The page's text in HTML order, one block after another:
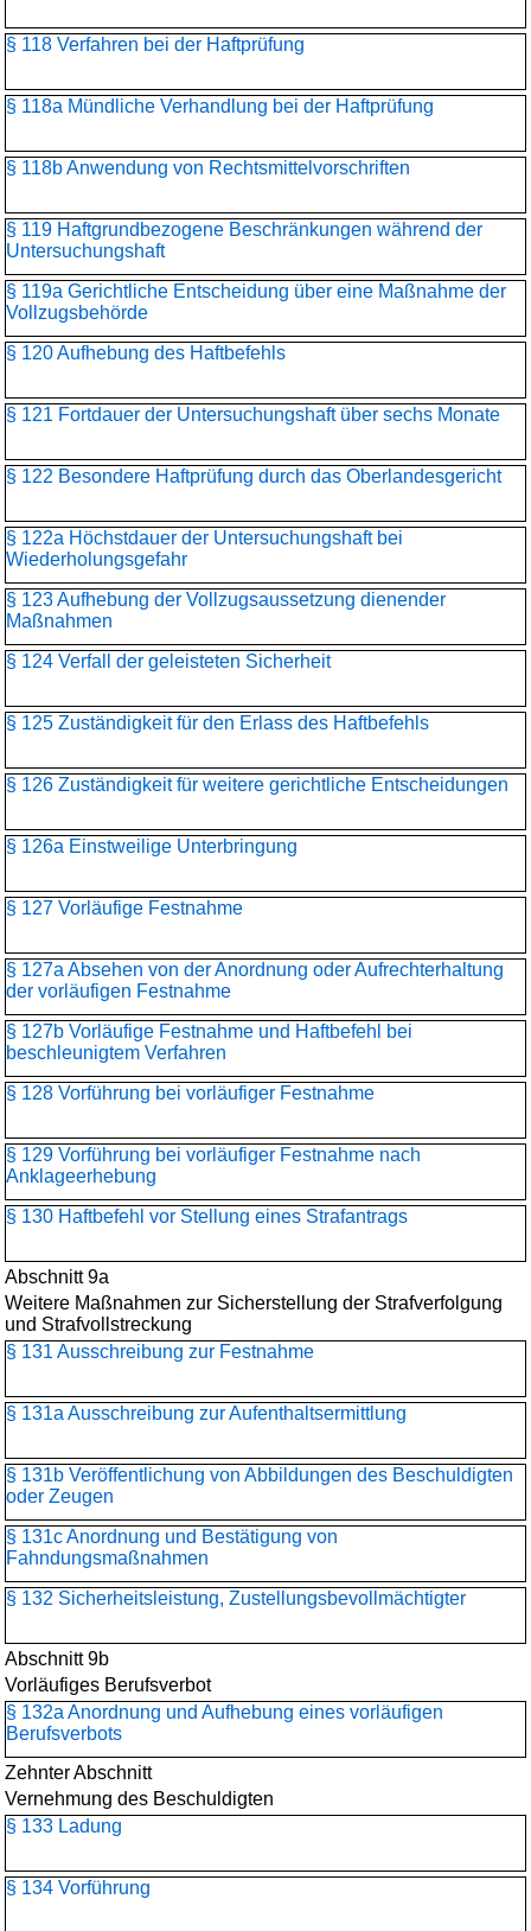
§ 118 Verfahren bei der Haftprüfung
§ 118a Mündliche Verhandlung bei der Haftprüfung
§ 118b Anwendung von Rechtsmittelvorschriften
§ 119 Haftgrundbezogene Beschränkungen während der
Untersuchungshaft
§ 119a Gerichtliche Entscheidung über eine Maßnahme der
Vollzugsbehörde
§ 120 Aufhebung des Haftbefehls
§ 121 Fortdauer der Untersuchungshaft über sechs Monate
§ 122 Besondere Haftprüfung durch das Oberlandesgericht
§ 122a Höchstdauer der Untersuchungshaft bei
Wiederholungsgefahr
§ 123 Aufhebung der Vollzugsaussetzung dienender
Maßnahmen
§ 124 Verfall der geleisteten Sicherheit
§ 125 Zuständigkeit für den Erlass des Haftbefehls
§ 126 Zuständigkeit für weitere gerichtliche Entscheidungen
§ 126a Einstweilige Unterbringung
§ 127 Vorläufige Festnahme
§ 127a Absehen von der Anordnung oder Aufrechterhaltung
der vorläufigen Festnahme
§ 127b Vorläufige Festnahme und Haftbefehl bei
beschleunigtem Verfahren
§ 128 Vorführung bei vorläufiger Festnahme
§ 129 Vorführung bei vorläufiger Festnahme nach
Anklageerhebung
§ 130 Haftbefehl vor Stellung eines Strafantrags
Abschnitt 9a
Weitere Maßnahmen zur Sicherstellung der Strafverfolgung
und Strafvollstreckung
§ 131 Ausschreibung zur Festnahme
§ 131a Ausschreibung zur Aufenthaltsermittlung
§ 131b Veröffentlichung von Abbildungen des Beschuldigten
oder Zeugen
§ 131c Anordnung und Bestätigung von
Fahndungsmaßnahmen
§ 132 Sicherheitsleistung, Zustellungsbevollmächtigter
Abschnitt 9b
Vorläufiges Berufsverbot
§ 132a Anordnung und Aufhebung eines vorläufigen
Berufsverbots
Zehnter Abschnitt
Vernehmung des Beschuldigten
§ 133 Ladung
§ 134 Vorführung